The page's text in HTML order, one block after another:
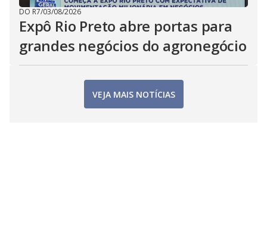
DO R7/03/08/2026
Expô Rio Preto abre portas para
grandes negócios do agronegócio
VEJA MAIS NOTÍCIAS